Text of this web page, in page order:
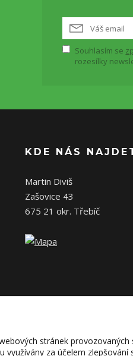
Souhlasím se
rozesílky
KDE NÁS
Martin Diviš
Zašovice 43
675 21 okr. Třebíč
stránek
za účelem zlepšování